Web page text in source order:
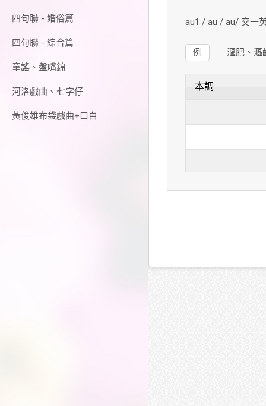
四句聯 - 婚俗篇
四句聯 - 綜合篇
童謠、盤嘴錦
河洛戲曲、七字仔
黃俊雄布袋戲曲+口白
au1 / au / au/ 交一
漚肥、漚
例
本調